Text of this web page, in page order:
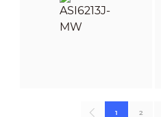
1 2